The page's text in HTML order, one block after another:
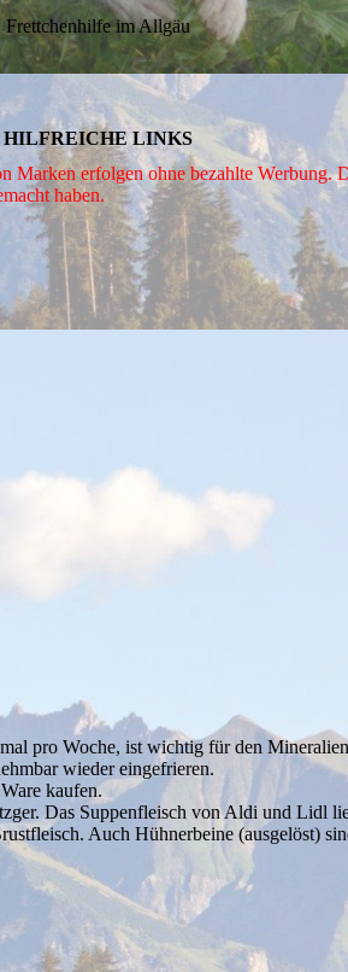
Frettchenhilfe im Allgäu
HILFREICHE LINKS
Marken erfolgen ohne bezahlte
haben.
pro Woche, ist wichtig für den
wieder eingefrieren.
kaufen.
Das Suppenfleisch von Aldi und Lidl
Auch Hühnerbeine (ausgelöst)